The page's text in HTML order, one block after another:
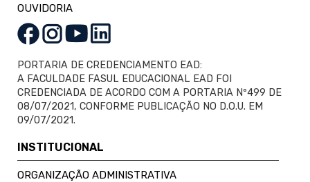
OUVIDORIA
PORTARIA DE CREDENCIAMENTO EAD:
A FACULDADE FASUL EDUCACIONAL EAD FOI
CREDENCIADA DE ACORDO COM A PORTARIA Nº499 DE
08/07/2021, CONFORME PUBLICAÇÃO NO D.O.U. EM
09/07/2021.
INSTITUCIONAL
ORGANIZAÇÃO ADMINISTRATIVA